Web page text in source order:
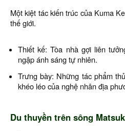
Một kiệt tác kiến trúc của Kuma
thế giới.
Thiết kế: Tòa nhà gợi liên
ngập ánh sáng tự nhiên.
Trưng bày: Những tác phẩm
khéo léo của nghệ nhân địa
Du thuyền trên sông